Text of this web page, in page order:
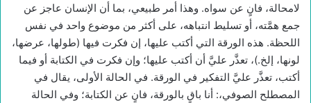
لامحالة، فانٍ عن سواه. وهذا أمر طبيعي، بما أن الإنسان عاجز عن
جمع همَّته، أو تسليط انتباهه، على أكثر من موضوع واحد في نفس
اللحظة. هذه الورقة التي أكتب عليها، إن فكرت فيها (طولها، عرضها،
لونها، إلخ.)، تعذَّر عليَّ أن أكتب عليها؛ وإن فكرت في الكتابة أو فيما
أكتب، تعذَّر عليَّ التفكير في الورقة. في الحالة الأولى، يقال في
المصطلح الصوفي،: أنا باقٍ بالورقة، فانٍ عن الكتابة؛ وفي الحالة